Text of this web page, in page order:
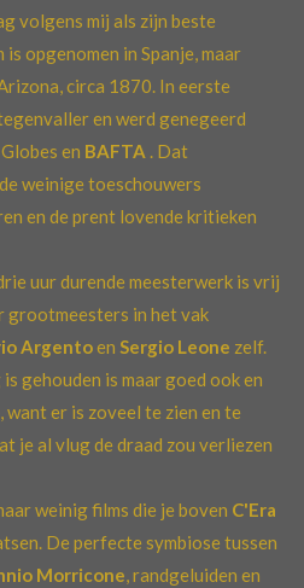
volgens mij als zijn beste
opgenomen in Spanje, maar
circa 1870. In eerste
en werd genegeerd
en BAFTA . Dat
weinige toeschouwers
en de prent lovende kritieken
uur durende meesterwerk is vrij
grootmeesters in het vak
Argento en Sergio Leone zelf.
gehouden is maar goed ook en
er is zoveel te zien en te
je al vlug de draad zou verliezen
weinig films die je boven C'Era
De perfecte symbiose tussen
Morricone, randgeluiden en